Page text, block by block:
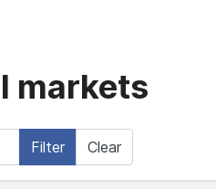
markets
Filter Clear